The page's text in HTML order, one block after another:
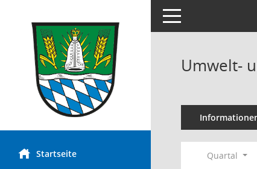
Startseite
Toggle navigation
Umwelt-
Quartal